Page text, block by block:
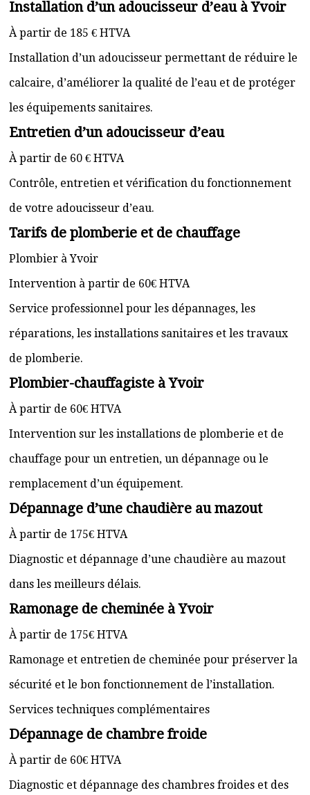
Installation d’un adoucisseur d’eau à Yvoir
À partir de 185 € HTVA
Installation d’un adoucisseur permettant de réduire le
calcaire, d’améliorer la qualité de l’eau et de protéger
les équipements sanitaires.
Entretien d’un adoucisseur d’eau
À partir de 60 € HTVA
Contrôle, entretien et vérification du fonctionnement
de votre adoucisseur d’eau.
Tarifs de plomberie et de chauffage
Plombier à Yvoir
Intervention à partir de 60€ HTVA
Service professionnel pour les dépannages, les
réparations, les installations sanitaires et les travaux
de plomberie.
Plombier-chauffagiste à Yvoir
À partir de 60€ HTVA
Intervention sur les installations de plomberie et de
chauffage pour un entretien, un dépannage ou le
remplacement d’un équipement.
Dépannage d’une chaudière au mazout
À partir de 175€ HTVA
Diagnostic et dépannage d’une chaudière au mazout
dans les meilleurs délais.
Ramonage de cheminée à Yvoir
À partir de 175€ HTVA
Ramonage et entretien de cheminée pour préserver la
sécurité et le bon fonctionnement de l’installation.
Services techniques complémentaires
Dépannage de chambre froide
À partir de 60€ HTVA
Diagnostic et dépannage des chambres froides et des